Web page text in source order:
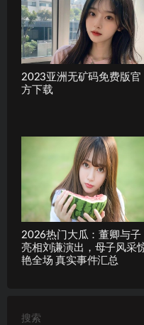
2023亚洲无矿码免费版官
方下载
2026热门大瓜：董卿与子
亮相刘谦演出，母子风采
艳全场 真实事件汇总
搜索